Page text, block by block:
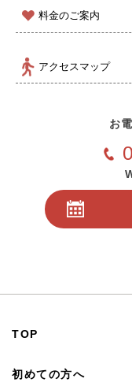
料金のご案内
アクセスマップ
お
TOP
初めての方へ